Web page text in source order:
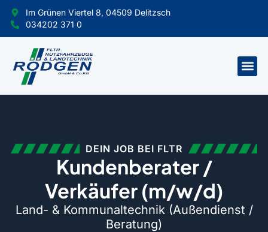
Im Grünen Viertel 8, 04509 Delitzsch
034202 371 0
DEIN JOB BEI FLTR
Kundenberater /
Verkäufer (m/w/d)
Land- & Kommunaltechnik (Außendienst /
Beratung)